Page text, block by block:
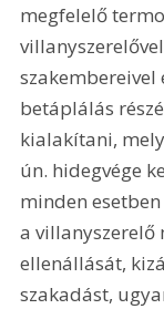
megfelelő
szakembereivel
betáplálás
kialakítani,
ún. hidegvége
minden
a villanyszerelő
ellenállását,
szakadást,